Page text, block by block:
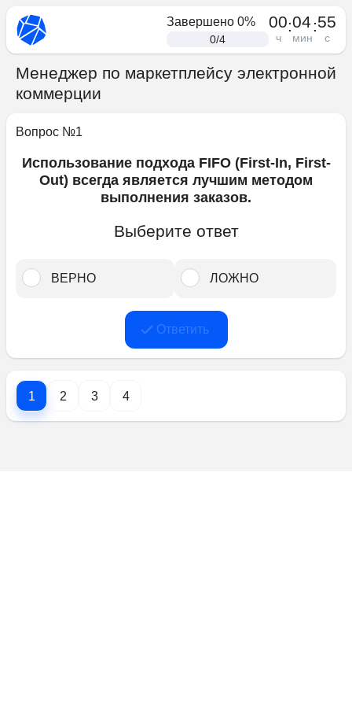
Завершено 0%
0/4
00
ч
:04
мин
:55
с
Менеджер по маркетплейсу электронной
коммерции
Вопрос №1
Использование подхода FIFO (First-In, First-
Out) всегда является лучшим методом
выполнения заказов.
Выберите ответ
ВЕРНО﻿ ЛОЖНО﻿
Ответить
1 2 3 4